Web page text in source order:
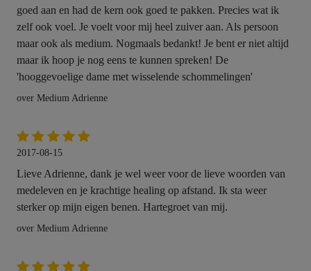
goed aan en had de kern ook goed te pakken. Precies wat ik
zelf ook voel. Je voelt voor mij heel zuiver aan. Als persoon
maar ook als medium. Nogmaals bedankt! Je bent er niet altijd
maar ik hoop je nog eens te kunnen spreken! De
'hooggevoelige dame met wisselende schommelingen'
over Medium Adrienne
2017-08-15
Lieve Adrienne, dank je wel weer voor de lieve woorden van
medeleven en je krachtige healing op afstand. Ik sta weer
sterker op mijn eigen benen. Hartegroet van mij.
over Medium Adrienne